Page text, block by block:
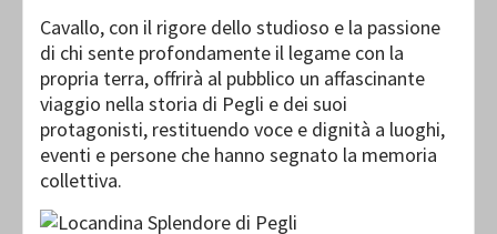
Cavallo, con il rigore dello studioso e la passione
di chi sente profondamente il legame con la
propria terra, offrirà al pubblico un affascinante
viaggio nella storia di Pegli e dei suoi
protagonisti, restituendo voce e dignità a luoghi,
eventi e persone che hanno segnato la memoria
collettiva.